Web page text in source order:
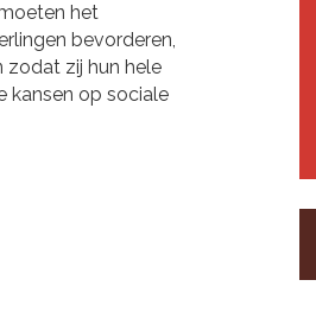
het
bevorderen,
zodat zij hun hele
kansen op sociale